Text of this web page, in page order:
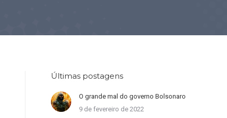
Últimas postagens
O grande mal do governo Bolsonaro
9 de fevereiro de 2022